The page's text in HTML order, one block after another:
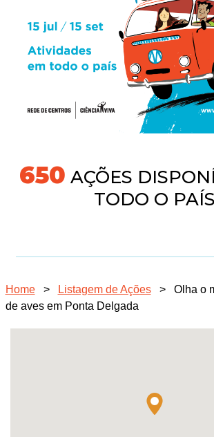
691AÇÕES
TODO O PAÍS
Home > Listagem de Ações >
Olha o
de aves em Ponta Delgada